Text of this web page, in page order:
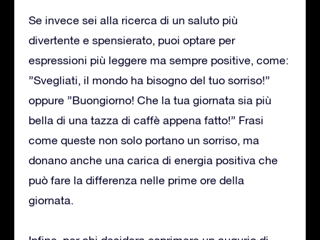
Se invece sei alla ricerca di un saluto più
divertente e spensierato, puoi optare per
espressioni più leggere ma sempre positive, come:
”Svegliati, il mondo ha bisogno del tuo sorriso!”
oppure ”Buongiorno! Che la tua giornata sia più
bella di una tazza di caffè appena fatto!” Frasi
come queste non solo portano un sorriso, ma
donano anche una carica di energia positiva che
può fare la differenza nelle prime ore della
giornata.